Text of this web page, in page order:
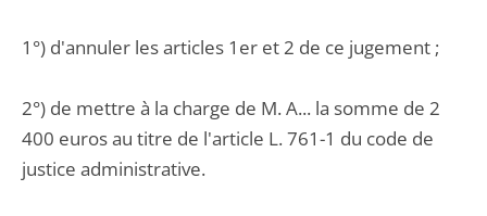
1°) d'annuler les articles 1er et 2 de ce jugement ;
2°) de mettre à la charge de M. A... la somme de 2
400 euros au titre de l'article L. 761-1 du code de
justice administrative.